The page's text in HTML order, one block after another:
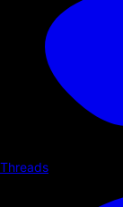
Threads